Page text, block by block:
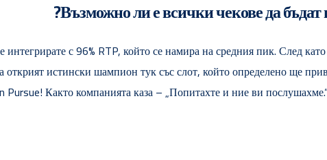
Възможно ли е всички чекове да бъдат
интегрирате с 96% RTP, който се намира на средния пик. След
открият истински шампион тук със слот, който определено ще
Както компанията каза – „Попитахте и ние ви